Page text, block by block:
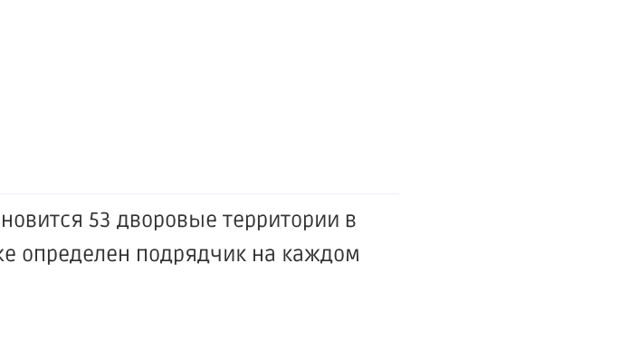
53 дворовые территории в
определен подрядчик на каждом